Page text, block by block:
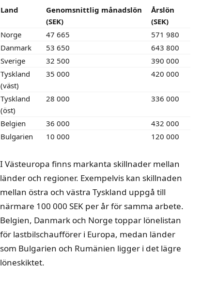
Land
Genomsnittlig månadslön
(SEK)
Årslön
(SEK)
Norge
47 665
571 980
Danmark
53 650
643 800
Sverige
32 500
390 000
Tyskland
(väst)
35 000 420 000
Tyskland
(öst)
28 000 336 000
Belgien 36 000
432 000
Bulgarien
10 000 120 000
I Västeuropa finns markanta skillnader mellan
länder och regioner. Exempelvis kan skillnaden
mellan östra och västra Tyskland uppgå till
närmare 100 000 SEK per år för samma arbete.
Belgien, Danmark och Norge toppar lönelistan
för lastbilschaufförer i Europa, medan länder
som Bulgarien och Rumänien ligger i det lägre
löneskiktet.